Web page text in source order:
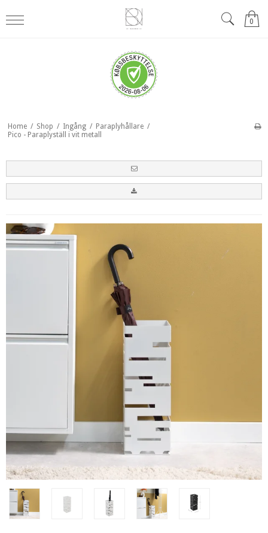
0
Home / Shop / Ingång / Paraplyhållare /
Pico - Paraplyställ i vit metall